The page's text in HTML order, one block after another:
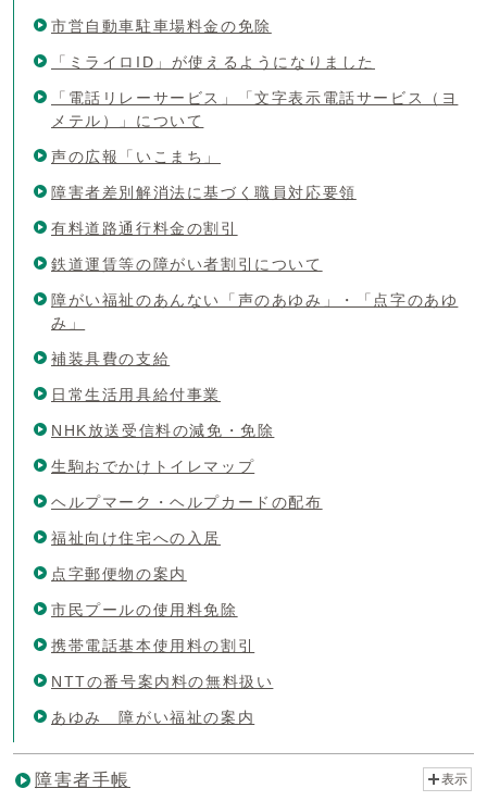
市営自動車駐車場料金の免除
「ミライロID」が使えるようになりました
「電話リレーサービス」「文字表示電話サービス（ヨ
メテル）」について
声の広報「いこまち」
障害者差別解消法に基づく職員対応要領
有料道路通行料金の割引
鉄道運賃等の障がい者割引について
障がい福祉のあんない「声のあゆみ」・「点字のあゆ
み」
補装具費の支給
日常生活用具給付事業
NHK放送受信料の減免・免除
生駒おでかけトイレマップ
ヘルプマーク・ヘルプカードの配布
福祉向け住宅への入居
点字郵便物の案内
市民プールの使用料免除
携帯電話基本使用料の割引
NTTの番号案内料の無料扱い
あゆみ 障がい福祉の案内
障害者手帳 表示